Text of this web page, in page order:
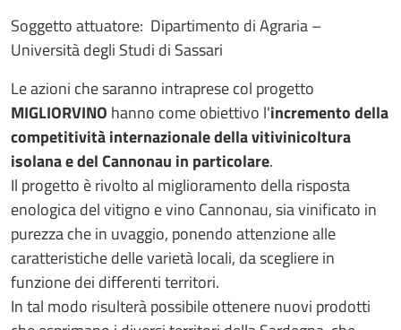
Soggetto attuatore: Dipartimento di Agraria –
Università degli Studi di Sassari
Le azioni che saranno intraprese col progetto
MIGLIORVINO hanno come obiettivo l'incremento della
competitività internazionale della vitivinicoltura
isolana e del Cannonau in particolare.
Il progetto è rivolto al miglioramento della risposta
enologica del vitigno e vino Cannonau, sia vinificato in
purezza che in uvaggio, ponendo attenzione alle
caratteristiche delle varietà locali, da scegliere in
funzione dei differenti territori.
In tal modo risulterà possibile ottenere nuovi prodotti